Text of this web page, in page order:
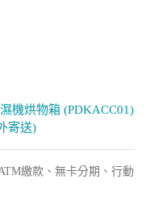
機烘物箱 (PDKACC01)
寄送)
繳款、無卡分期、行動